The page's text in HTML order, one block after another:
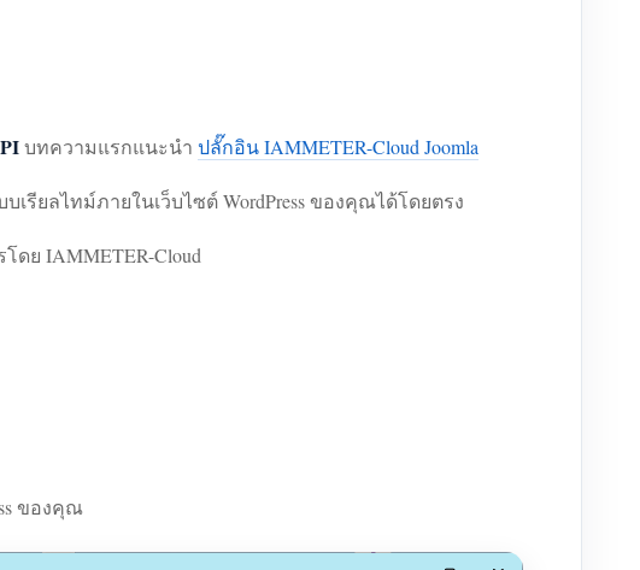
บทความแรกแนะนำ ปลั๊กอิน IAMMETER-Cloud Joomla
รียลไทม์ภายในเว็บไซต์ WordPress ของคุณได้โดยตรง
ย IAMMETER-Cloud
ของคุณ